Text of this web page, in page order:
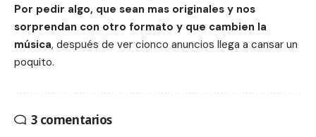
Por pedir algo, que sean mas originales y nos
sorprendan con otro formato y que cambien la
música, después de ver cionco anuncios llega a cansar un
poquito.
3 comentarios